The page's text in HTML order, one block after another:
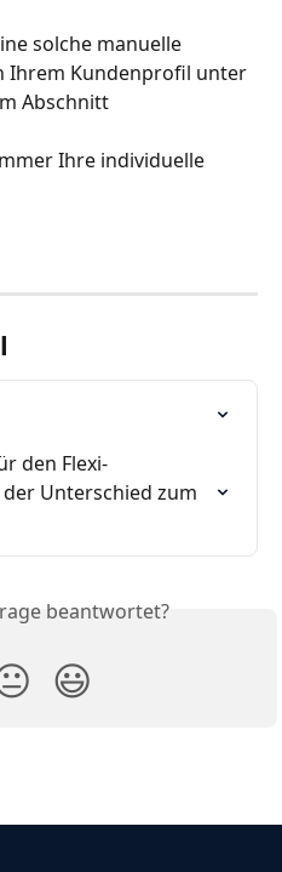
solche manuelle
Ihrem Kundenprofil unter
Abschnitt
Ihre individuelle
den Flexi-
Unterschied zum
beantwortet?
😃